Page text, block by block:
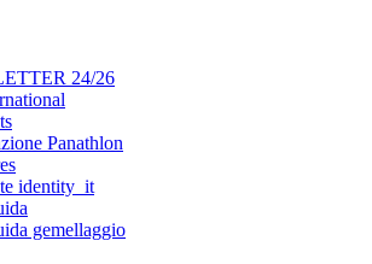
24/26
Panathlon
identity_it
gemellaggio